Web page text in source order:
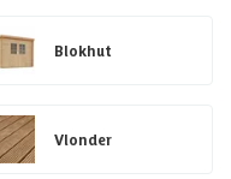
Blokhut
Vlonder